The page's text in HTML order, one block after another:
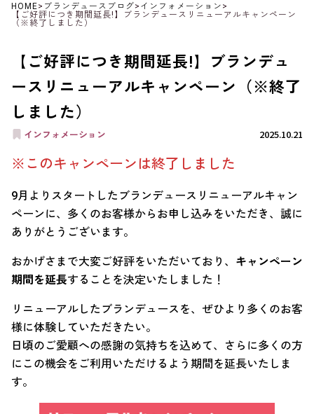
HOME> ブランデュースブログ> インフォメーション >
【ご好評につき期間延長!】ブランデュースリニューアルキャンペーン
（※終了しました）
【ご好評につき期間延長!】ブランデュ
ースリニューアルキャンペーン（※終了
しました）
インフォメーション 2025.10.21
※このキャンペーンは終了しました
9月よりスタートしたブランデュースリニューアルキャン
ペーンに、多くのお客様からお申し込みをいただき、誠に
ありがとうございます。
おかげさまで大変ご好評をいただいており、 キャンペーン
期間を延長することを決定いたしました！
リニューアルしたブランデュースを、ぜひより多くのお客
様に体験していただきたい。
日頃のご愛顧への感謝の気持ちを込めて、さらに多くの方
にこの機会をご利用いただけるよう期間を延長いたしま
す。